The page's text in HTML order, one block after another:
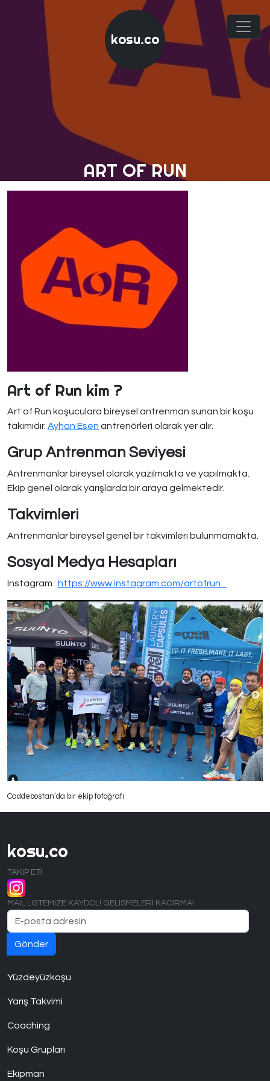
kosu.co
ART OF RUN
Art of Run kim ?
Art of Run koşuculara bireysel antrenman sunan bir koşu
takımıdır. Ayhan Esen antrenörleri olarak yer alır.
Grup Antrenman Seviyesi
Antrenmanlar bireysel olarak yazılmakta ve yapılmakta.
Ekip genel olarak yarışlarda bir araya gelmektedir.
Takvimleri
Antrenmanlar bireysel genel bir takvimleri bulunmamakta.
Sosyal Medya Hesapları
Instagram : https://www.instagram.com/artofrun_
Caddebostan’da bir ekip fotoğrafı
kosu.co
TAKIP ET!
MAIL LISTEMIZE KAYDOL! GELISMELERI KACIRMA!
Yüzdeyüzkoşu
Yarış Takvimi
Coaching
Koşu Grupları
Ekipman